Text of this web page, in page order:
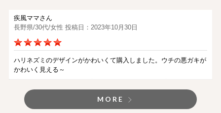
疾風ママさん
長野県/30代/女性 投稿日：2023年10月30日
ハリネズミのデザインがかわいくて購入しました。ウチの悪ガキが
かわいく見える～
MORE